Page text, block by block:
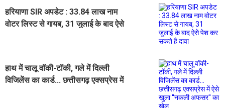
हरियाणा SIR अपडेट : 33.84 लाख नाम
वोटर लिस्ट से गायब, 31 जुलाई के बाद ऐसे
हाथ में चालू वॉकी-टॉकी, गले में दिल्ली
विजिलेंस का कार्ड... छत्तीसगढ़ एक्सप्रेस में